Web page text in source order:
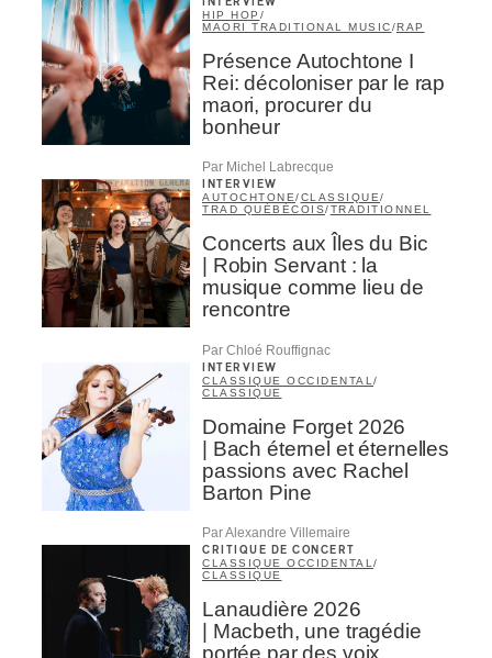
HIP HOP /
MAORI TRADITIONAL MUSIC/RAP
Présence Autochtone I
Rei: décoloniser par le rap
maori, procurer du
bonheur
Par Michel Labrecque
INTERVIEW
AUTOCHTONE/CLASSIQUE/
TRAD QUÉBÉCOIS/TRADITIONNEL
Concerts aux Îles du Bic
| Robin Servant : la
musique comme lieu de
rencontre
Par Chloé Rouffignac
INTERVIEW
CLASSIQUE OCCIDENTAL /
CLASSIQUE
Domaine Forget 2026
| Bach éternel et éternelles
passions avec Rachel
Barton Pine
Par Alexandre Villemaire
CRITIQUE DE CONCERT
CLASSIQUE OCCIDENTAL /
CLASSIQUE
Lanaudière 2026
| Macbeth, une tragédie
portée par des voix